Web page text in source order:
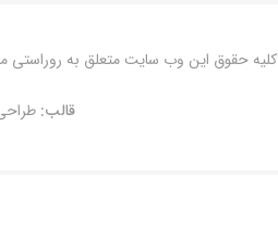
کلیه حقوق این وب سایت متعلق به روراستی
قالب: